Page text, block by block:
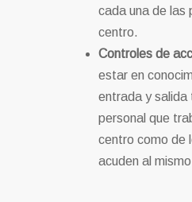
cada una de las
centro.
Controles de
estar en
entrada y salida
personal que
centro como de
acuden al